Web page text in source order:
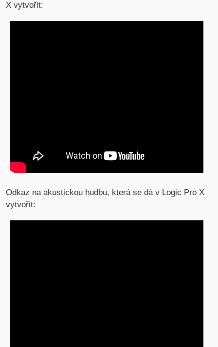
X vytvořit:
Odkaz na akustickou hudbu, která se dá v Logic Pro X
vytvořit: